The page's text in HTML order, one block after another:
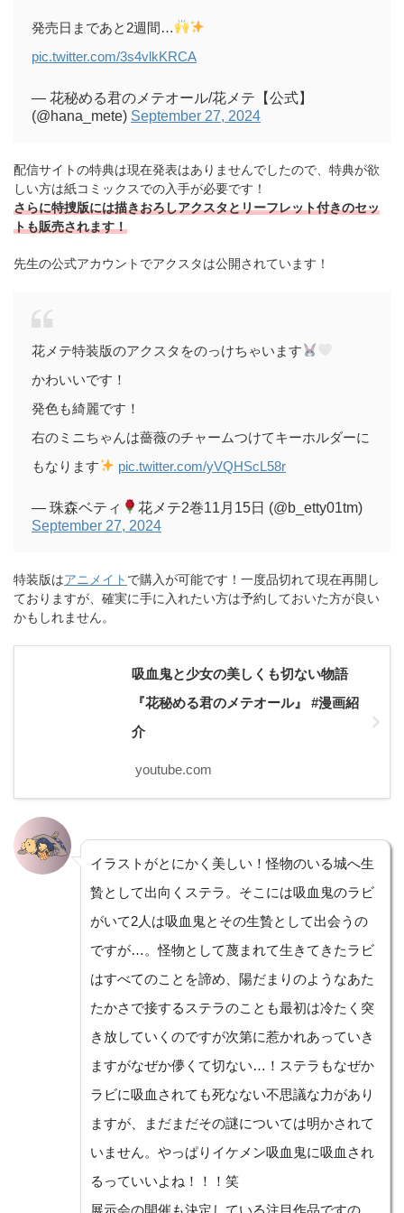
発売日まであと2週間…
pic.twitter.com/3s4vlkKRCA
— 花秘める君のメテオール/花メテ【公式】
(@hana_mete) September 27, 2024
配信サイトの特典は現在発表はありませんでしたので、特典が欲
しい方は紙コミックスでの入手が必要です！
さらに特捜版には描きおろしアクスタとリーフレット付きのセッ
トも販売されます！
先生の公式アカウントでアクスタは公開されています！
花メテ特装版のアクスタをのっけちゃいます
かわいいです！
発色も綺麗です！
右のミニちゃんは薔薇のチャームつけてキーホルダーに
もなります
pic.twitter.com/yVQHScL58r
— 珠森ベティ
花メテ2巻11月15日 (@b_etty01tm)
September 27, 2024
特装版はアニメイト で購入が可能です！一度品切れて現在再開し
ておりますが、確実に手に入れたい方は予約しておいた方が良い
かもしれません。
吸血鬼と少女の美しくも切ない物語
『花秘める君のメテオール』 #漫画紹
介
youtube.com
イラストがとにかく美しい！怪物のいる城へ生
贄として出向くステラ。そこには吸血鬼のラビ
がいて2人は吸血鬼とその生贄として出会うの
ですが…。怪物として蔑まれて生きてきたラビ
はすべてのことを諦め、陽だまりのようなあた
たかさで接するステラのことも最初は冷たく突
き放していくのですが次第に惹かれあっていき
ますがなぜか儚くて切ない…！ステラもなぜか
ラビに吸血されても死なない不思議な力があり
ますが、まだまだその謎については明かされて
いません。やっぱりイケメン吸血鬼に吸血され
るっていいよね！！！笑
展示会の開催も決定している注目作品ですの